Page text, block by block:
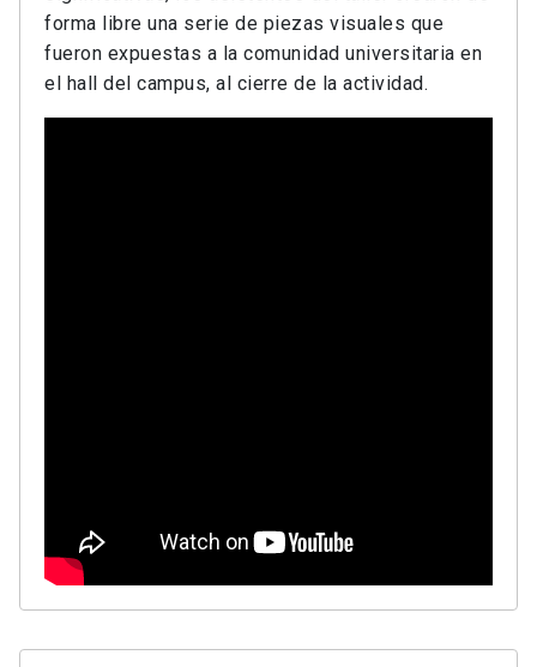
forma libre una serie de piezas visuales que
fueron expuestas a la comunidad universitaria en
el hall del campus, al cierre de la actividad.